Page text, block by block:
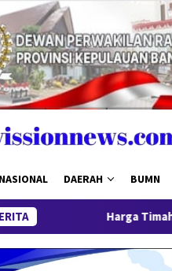
NASIONAL DAERAH BUMN
Timah Turun, Aktivitas